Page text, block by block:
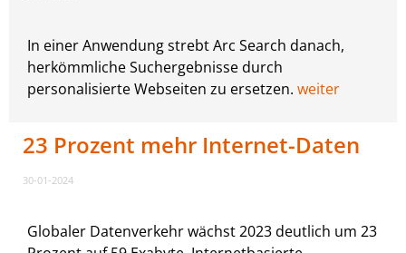
In einer Anwendung strebt Arc Search danach,
herkömmliche Suchergebnisse durch
personalisierte Webseiten zu ersetzen. weiter
23 Prozent mehr Internet-Daten
30-01-2024
Globaler Datenverkehr wächst 2023 deutlich um 23